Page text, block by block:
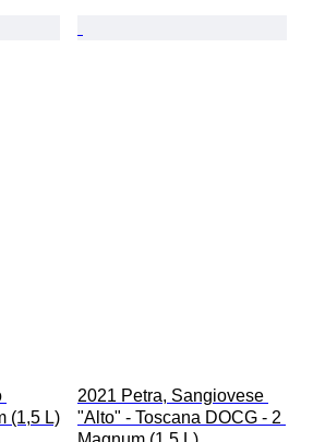
(1,5 L)
2021 Petra, Sangiovese
"Alto" - Toscana DOCG - 2